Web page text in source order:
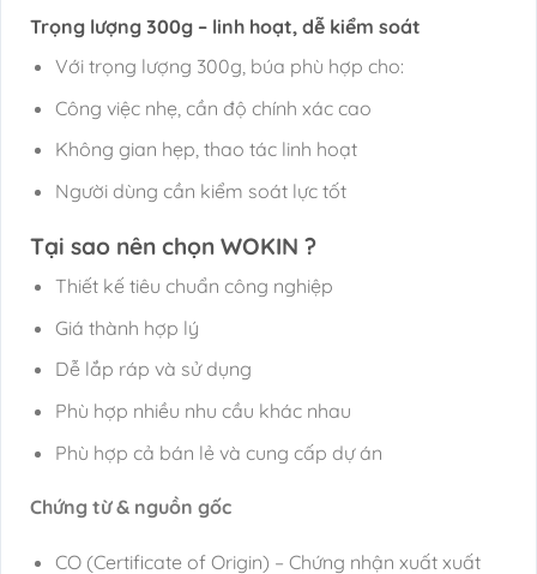
Trọng lượng 300g – linh hoạt, dễ kiểm soát
Với trọng lượng 300g, búa phù hợp cho:
Công việc nhẹ, cần độ chính xác cao
Không gian hẹp, thao tác linh hoạt
Người dùng cần kiểm soát lực tốt
Tại sao nên chọn WOKIN ?
Thiết kế tiêu chuẩn công nghiệp
Giá thành hợp lý
Dễ lắp ráp và sử dụng
Phù hợp nhiều nhu cầu khác nhau
Phù hợp cả bán lẻ và cung cấp dự án
Chứng từ & nguồn gốc
CO (Certificate of Origin) – Chứng nhận xuất xuất